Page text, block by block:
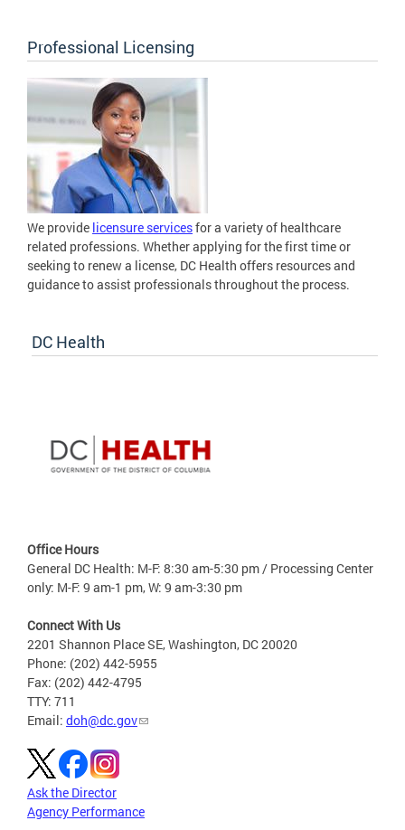
Professional Licensing
We provide licensure servicesfor a variety of healthcare
related professions. Whether applying for the first time or
seeking to renew a license, DC Health offers resources and
guidance to assist professionals throughout the process.
DC Health
Office Hours
General DC Health: M-F: 8:30 am-5:30 pm / Processing Center
only: M-F: 9 am-1 pm, W: 9 am-3:30 pm
Connect With Us
2201 Shannon Place SE, Washington, DC 20020
Phone: (202) 442-5955
Fax: (202) 442-4795
TTY: 711
Email: doh@dc.gov
Ask the Director
Agency Performance